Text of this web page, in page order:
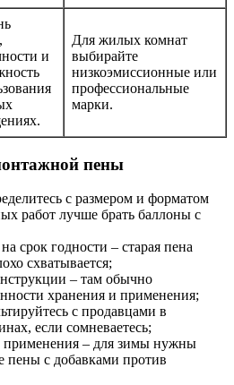
и
Для жилых комнат
выбирайте
низкоэмиссионные или
профессиональные
марки.
пены
с размером и форматом
работ лучше брать баллоны с
срок годности – старая пена
схватывается;
– там обычно
хранения и применения;
с продавцами в
если сомневаетесь;
применения – для зимы нужны
пены с добавками против